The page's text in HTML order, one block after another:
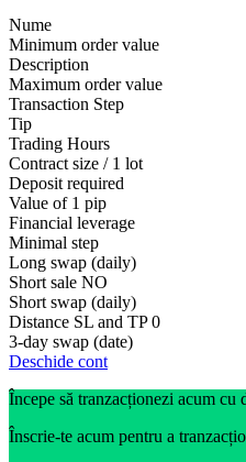
Nume
Minimum order value
Description
Maximum order value
Transaction Step
Tip
Trading Hours
Contract size / 1 lot
Deposit required
Value of 1 pip
Financial leverage
Minimal step
Long swap (daily)
Short sale NO
Short swap (daily)
Distance SL and TP 0
3-day swap (date)
Deschide cont
Începe să tranzacționezi acum cu
Înscrie-te acum pentru a